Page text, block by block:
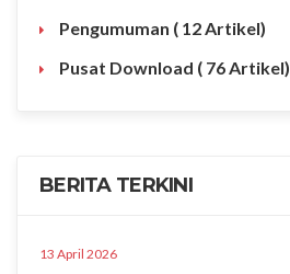
Pengumuman ( 12 Artikel)
Pusat Download ( 76 Artikel)
BERITA TERKINI
13 April 2026